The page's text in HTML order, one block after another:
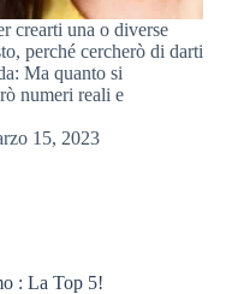
crearti una o diverse
perché cercherò di darti
Ma quanto si
numeri reali e
15, 2023
: La Top 5!